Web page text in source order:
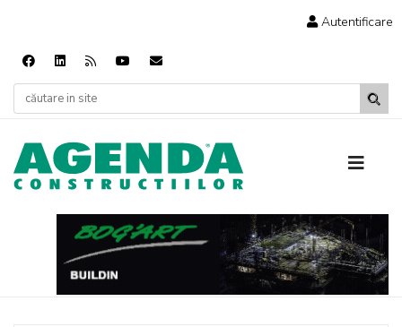
Autentificare